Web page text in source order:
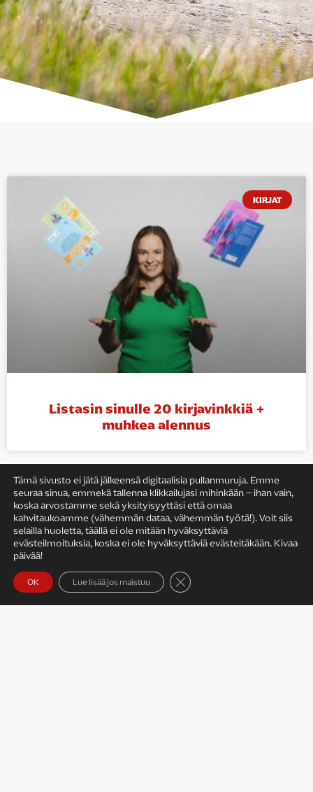
KIRJAT
Listasin sinulle 20 kirjavinkkiä +
muhkea alennus
KIRJAILIJAN TYÖ
Tämä sivusto ei jätä jälkeensä digitaalisia pullanmuruja. Emme
seuraa sinua, emmekä tallenna klikkailujasi mihinkään – ihan vain,
koska arvostamme sekä yksityisyyttäsi että omaa
kahvitaukoamme (vähemmän dataa, vähemmän työtä!). Voit siis
selailla huoletta, täällä ei ole mitään hyväksyttäviä
evästeilmoituksia, koska ei ole hyväksyttäviä evästeitäkään. Kivaa
päivää!
OK Lue lisää jos maistuu Sulje evästebanneri